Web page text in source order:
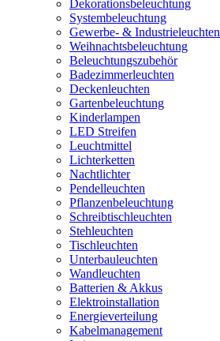
Dekorationsbeleuchtung
Systembeleuchtung
Gewerbe- & Industrieleuchten
Weihnachtsbeleuchtung
Beleuchtungszubehör
Badezimmerleuchten
Deckenleuchten
Gartenbeleuchtung
Kinderlampen
LED Streifen
Leuchtmittel
Lichterketten
Nachtlichter
Pendelleuchten
Pflanzenbeleuchtung
Schreibtischleuchten
Stehleuchten
Tischleuchten
Unterbauleuchten
Wandleuchten
Batterien & Akkus
Elektroinstallation
Energieverteilung
Kabelmanagement